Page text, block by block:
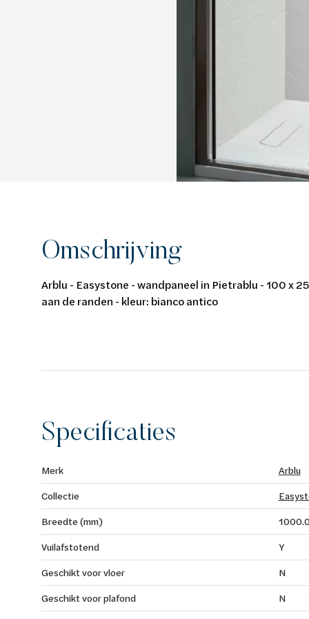
Omschrijving
Arblu - Easystone - wandpaneel in Pietrablu - 100 x
aan de randen - kleur: bianco antico
Specificaties
Merk
Arblu
Collectie
Breedte (mm)
1000.0
Vuilafstotend
Y
Geschikt voor vloer
N
Geschikt voor plafond
N